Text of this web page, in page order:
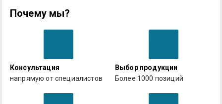
Почему мы?
Консультация
напрямую от специалистов
Выбор продукции
Более 1000 позиций